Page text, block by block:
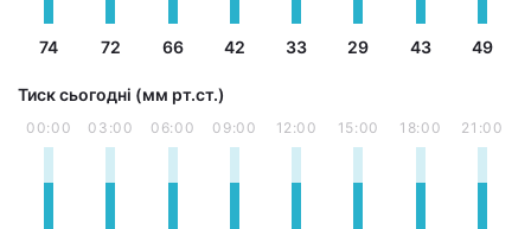
74 72 66 42 33 29 43 49
Тиск сьогодні (мм рт.ст.)
00:00 03:00 06:00 09:00 12:00 15:00 18:00 21:00